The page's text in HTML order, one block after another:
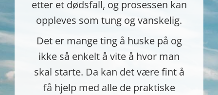
etter et dødsfall, og prosessen kan
oppleves som tung og vanskelig.
Det er mange ting å huske på og
ikke så enkelt å vite å hvor man
skal starte. Da kan det være fint å
få hjelp med alle de praktiske